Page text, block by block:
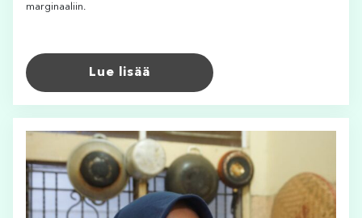
marginaaliin.
Lue lisää